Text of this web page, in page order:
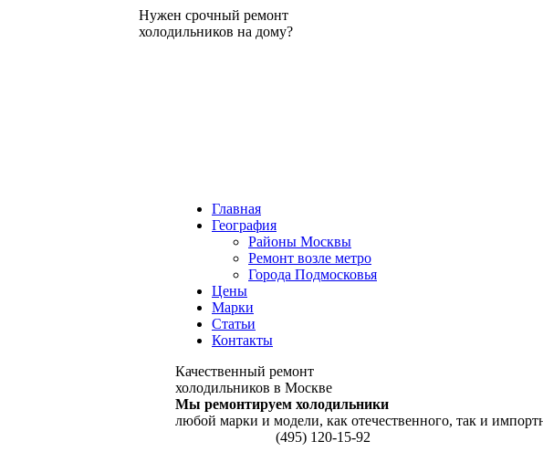
Нужен срочный ремонт
холодильников на дому?
Главная
География
Районы Москвы
Ремонт возле метро
Города Подмосковья
Цены
Марки
Статьи
Контакты
Качественный ремонт
холодильников в Москве
Мы ремонтируем холодильники
любой марки и модели, как отечественного, так и
(495) 120-15-92